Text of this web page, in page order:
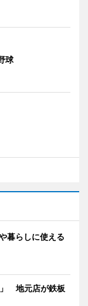
球
暮らしに使える
」 地元店が鉄板